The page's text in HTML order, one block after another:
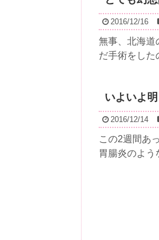
2016/12/16
無事、北海道
だ手術をした
いよいよ
2016/12/14
この2週間あ
胃腸炎のよう